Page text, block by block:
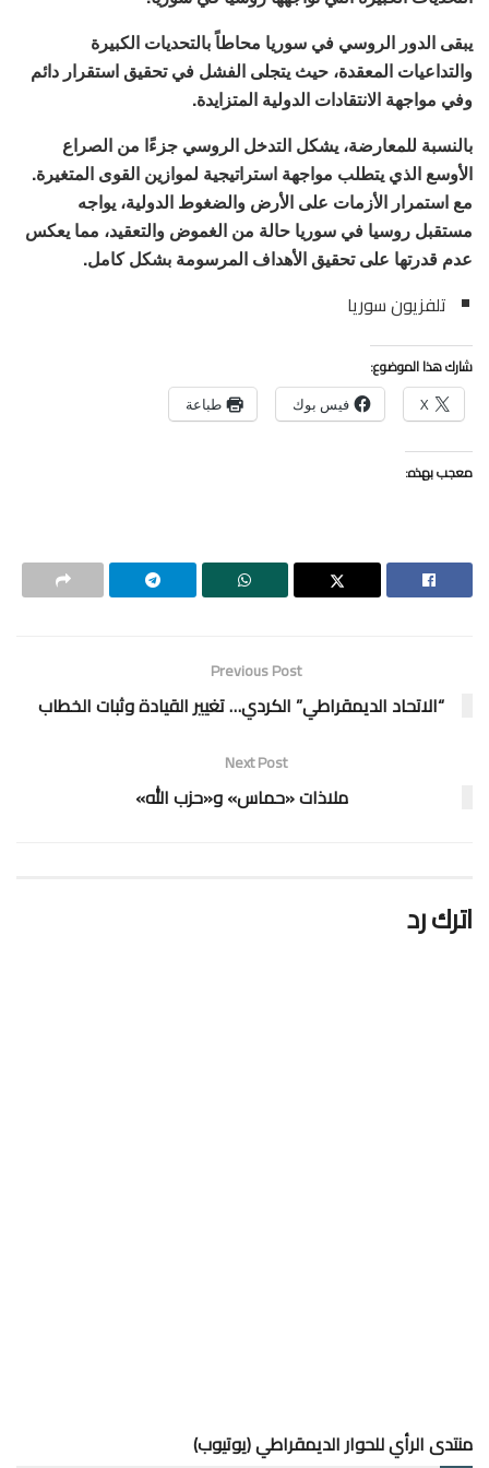
يبقى الدور الروسي في سوريا محاطاً بالتحديات الكبيرة
والتداعيات المعقدة، حيث يتجلى الفشل في تحقيق استقرار دائم
وفي مواجهة الانتقادات الدولية المتزايدة.
بالنسبة للمعارضة، يشكل التدخل الروسي جزءًا من الصراع
الأوسع الذي يتطلب مواجهة استراتيجية لموازين القوى المتغيرة.
مع استمرار الأزمات على الأرض والضغوط الدولية، يواجه
مستقبل روسيا في سوريا حالة من الغموض والتعقيد، مما يعكس
عدم قدرتها على تحقيق الأهداف المرسومة بشكل كامل.
تلفزيون سوريا
شارك هذا الموضوع:
X فيس بوك طباعة
معجب بهذه:
Previous Post
“الاتحاد الديمقراطي” الكردي… تغيير القيادة وثبات الخطاب
Next Post
ملاذات «حماس» و«حزب الله»
اترك رد
منتدى الرأي للحوار الديمقراطي (يوتيوب)